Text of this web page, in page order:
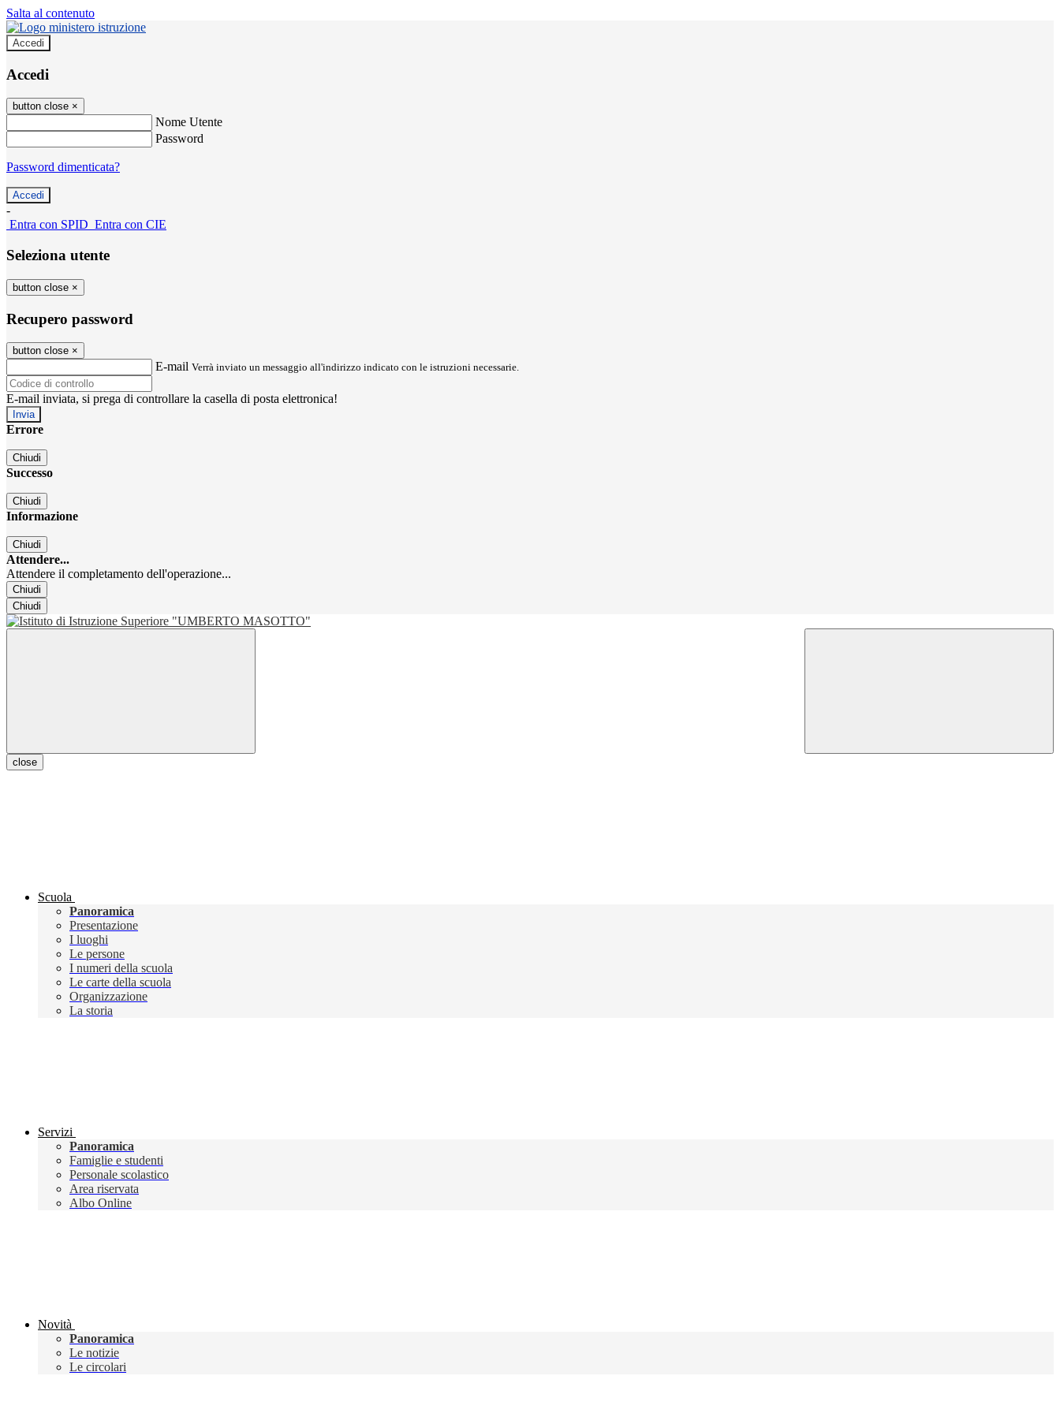
Salta al contenuto
Accedi
Accedi
button close ×
Nome Utente
Password
Password dimenticata?
-
Entra con SPID Entra con CIE
Seleziona utente
button close ×
Recupero password
button close ×
E-mail Verrà inviato un messaggio all'indirizzo indicato con le istruzioni necessarie.
E-mail inviata, si prega di controllare la casella di posta elettronica!
Errore
Chiudi
Successo
Chiudi
Informazione
Chiudi
Attendere...
Attendere il completamento dell'operazione...
Chiudi
Chiudi
close
Scuola
Panoramica
Presentazione
I luoghi
Le persone
I numeri della scuola
Le carte della scuola
Organizzazione
La storia
Servizi
Panoramica
Famiglie e studenti
Personale scolastico
Area riservata
Albo Online
Novità
Panoramica
Le notizie
Le circolari